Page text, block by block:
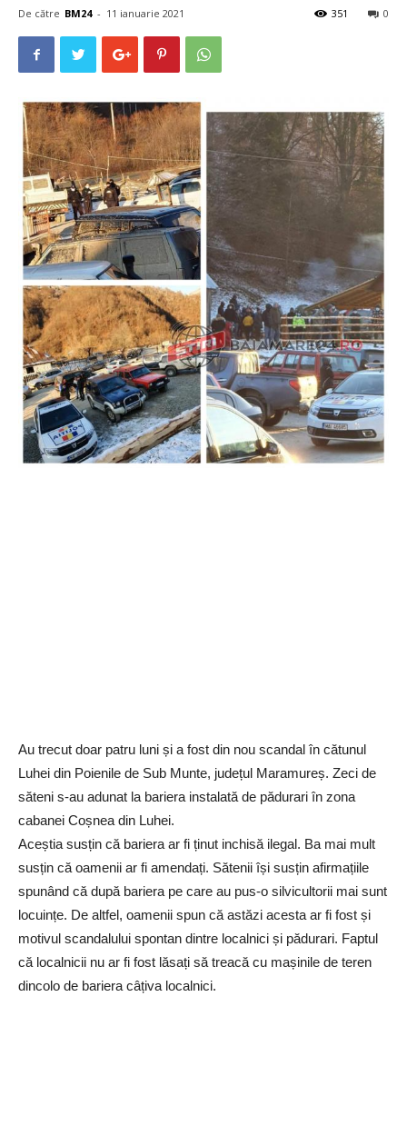
De către BM24 - 11 ianuarie 2021 0
351
Au trecut doar patru luni și a fost din nou scandal în cătunul
Luhei din Poienile de Sub Munte, județul Maramureș. Zeci de
săteni s-au adunat la bariera instalată de pădurari în zona
cabanei Coșnea din Luhei.
Aceștia susțin că bariera ar fi ținut inchisă ilegal. Ba mai mult
susțin că oamenii ar fi amendați. Sătenii își susțin afirmațiile
spunând că după bariera pe care au pus-o silvicultorii mai sunt
locuințe. De altfel, oamenii spun că astăzi acesta ar fi fost și
motivul scandalului spontan dintre localnici și pădurari. Faptul
că localnicii nu ar fi fost lăsați să treacă cu mașinile de teren
dincolo de bariera câțiva localnici.